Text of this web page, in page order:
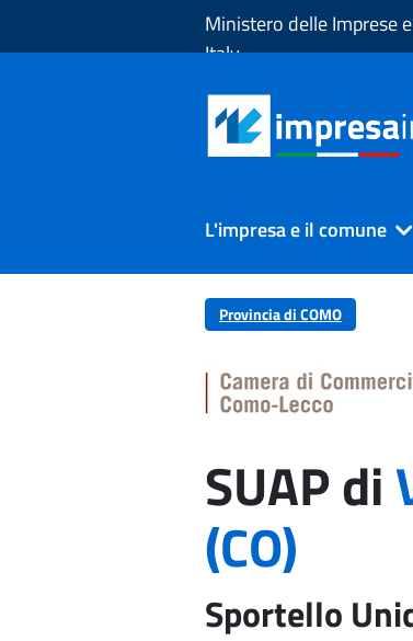
Ministero delle Imprese
Italy
L'impresa e il comune
Provincia di COMO
SUAP di
(CO)
Sportello